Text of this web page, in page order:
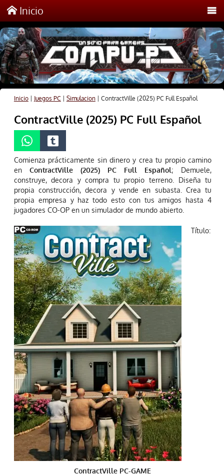
Inicio
Inicio| Juegos PC Simulacion| ContractVille (2025) PC Full Español
ContractVille (2025) PC Full Español
Comienza prácticamente sin dinero y crea tu propio camino
en ContractVille (2025) PC Full Español; Demuele,
construye, decora y compra tu propio terreno. Diseña tu
propia construcción, decora y vende en subasta. Crea tu
propia empresa y haz todo esto con tus amigos hasta 4
jugadores CO-OP en un simulador de mundo abierto.
Título:
ContractVille PC-GAME